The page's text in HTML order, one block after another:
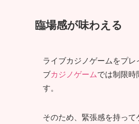
臨場感が味わえる
ライブカジノゲームをプ
ブカジノゲームでは制限時
す。
そのため、緊張感を持って